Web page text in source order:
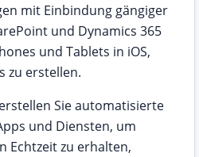
mit Einbindung gängiger
und Dynamics 365
und Tablets in iOS,
zu erstellen.
Sie automatisierte
und Diensten, um
Echtzeit zu erhalten,